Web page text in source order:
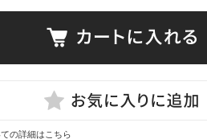
の詳細はこちら